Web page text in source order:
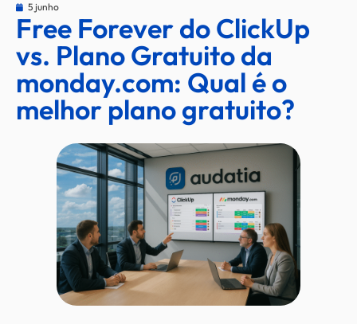
5 junho
Free Forever do ClickUp
vs. Plano Gratuito da
monday.com: Qual é o
melhor plano gratuito?